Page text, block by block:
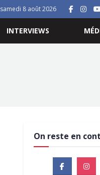
samedi 8 août 2026
INTERVIEWS
On reste en